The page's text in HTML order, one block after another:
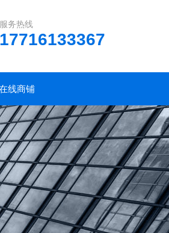
服务热线
17716133367
线商铺